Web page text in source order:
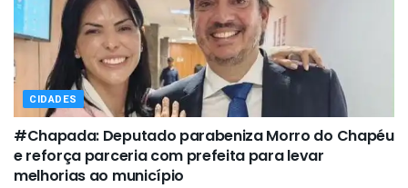
CIDADES
#Chapada: Deputado parabeniza Morro do Chapéu
e reforça parceria com prefeita para levar
melhorias ao município